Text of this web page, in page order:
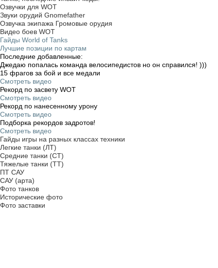
Озвучки для WOT
Звуки орудий Gnomefather
Озвучка экипажа Громовые орудия
Видео боев WOT
Гайды World of Tanks
Лучшие позиции по картам
Последние добавленные:
Джедаю попалась команда велосипедистов но он справился! )))
15 фрагов за бой и все медали
Смотреть видео
Рекорд по засвету WOT
Смотреть видео
Рекорд по нанесенному урону
Смотреть видео
Подборка рекордов задротов!
Смотреть видео
Гайды игры на разных классах техники
Легкие танки (ЛТ)
Средние танки (СТ)
Тяжелые танки (ТТ)
ПТ САУ
САУ (арта)
Фото танков
Исторические фото
Фото заставки